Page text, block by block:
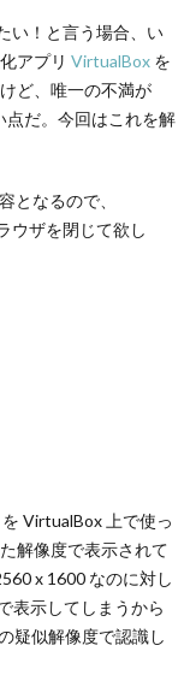
い！と言う場合、い
アプリ VirtualBox を
ど、唯一の不満が
点だ。今回はこれを解
となるので、
ウザを閉じて欲し
VirtualBox 上で使っ
解像度で表示されて
x 1600 なのに対し
表示してしまうから
疑似解像度で認識し